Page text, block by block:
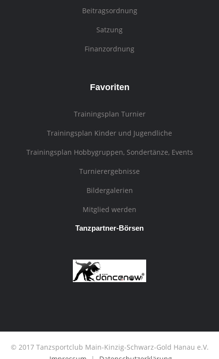
Beitragsordnung
Satzung
Finanzordnung
Favoriten
Trainingsplan Turnier
Trainingsplan Kinder und Jugendliche
Trainingsplan Hobbygruppen, Sondertänze, Events
Turnierergebnisse
Bildergalerien
Mitglied werden
Tanzpartner-Börsen
© 2017 Tanzsportclub Main-Kinzig-Schwarz-Gold Hanau e.V.